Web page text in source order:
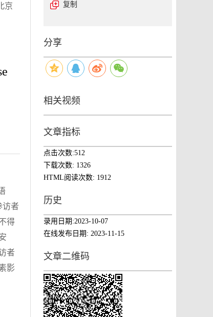
京
访者
得
者
影
复制
分享
相关视频
文章指标
点击次数:512
下载次数: 1326
HTML阅读次数: 1912
历史
录用日期:2023-10-07
在线发布日期: 2023-11-15
文章二维码